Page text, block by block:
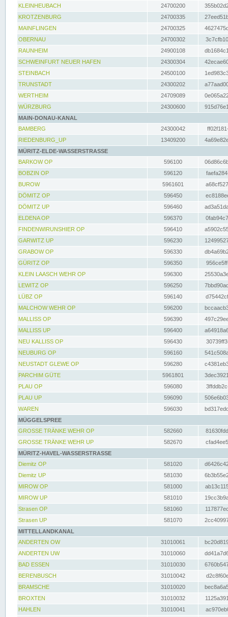
KLEINHEUBACH 24700200
KROTZENBURG
24700335
MAINFLINGEN
24700325
OBERNAU
24700302
RAUNHEIM
24900108
SCHWEINFURT NEUER HAFEN
24300304
STEINBACH
24500100
TRUNSTADT
24300202
WERTHEIM
24709089
WÜRZBURG
24300600
MAIN-DONAU-KANAL
BAMBERG
24300042
RIEDENBURG_UP
13409200
MÜRITZ-ELDE-WASSERSTRASSE
BARKOW OP
596100
BOBZIN OP
596120
BUROW
5961601
DÖMITZ OP
596450
DÖMITZ UP
596460
ELDENA OP
596370
FINDENWIRUNSHIER OP
596410
GARWITZ UP
596230
GRABOW OP
596330
GÜRITZ OP
596350
KLEIN LAASCH WEHR OP
596300
LEWITZ OP
596250
LÜBZ OP
596140
MALCHOW WEHR OP
596200
MALLISS OP
596390
MALLISS UP
596400
NEU KALLISS OP
596430
NEUBURG OP
596160
NEUSTADT GLEWE OP
596280
PARCHIM GÜTE
5961801
PLAU OP
596080
PLAU UP
596090
WAREN
596030
MÜGGELSPREE
GROSSE TRÄNKE WEHR OP
582660
GROSSE TRÄNKE WEHR UP
582670
MÜRITZ-HAVEL-WASSERSTRASSE
Diemitz OP
581020
Diemitz UP
581030
MIROW OP
581000
MIROW UP
581010
Strasen OP
581060
Strasen UP
581070
MITTELLANDKANAL
ANDERTEN OW
31010061
ANDERTEN UW
31010060
BAD ESSEN
31010030
BERENBUSCH
31010042
BRAMSCHE
31010020
BROXTEN
31010032
HAHLEN
31010041